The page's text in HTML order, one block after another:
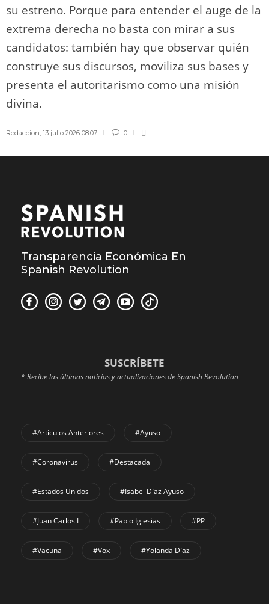
su estreno. Porque para entender el auge de la
extrema derecha no basta con mirar a sus
candidatos: también hay que observar quién
construye sus discursos, moviliza sus bases y
presenta el autoritarismo como una misión
divina.
Redaccion 13 julio 2026 08:07 0
Transparencia Económica En
Spanish Revolution
SUSCRÍBETE
* Recibe las últimas noticias y actualizaciones de Spanish Revolution
#Artículos Anteriores #Ayuso
#coronavirus #Destacada
#Estados Unidos #Isabel Díaz Ayuso
#Juan Carlos I #Pablo Iglesias #PP
#Vacuna #Vox #Yolanda Díaz